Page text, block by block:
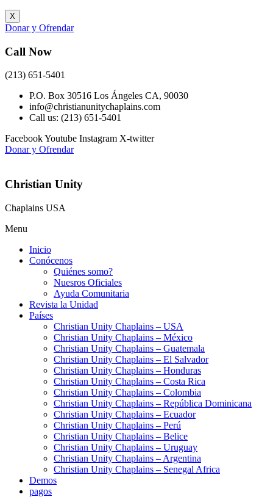
X
Donar y Ofrendar
Call Now
(213) 651-5401
P.O. Box 30516 Los Ángeles CA, 90030
info@christianunitychaplains.com
Call us: (213) 651-5401
FacebookYoutube Instagram X-twitter
Donar y Ofrendar
Christian Unity
Chaplains USA
Menu
Inicio
Conócenos
Quiénes somo?
Nuesros Oficiales
Ayuda Comunitaria
Revista la Unidad
Países
Christian Unity Chaplains – USA
Christian Unity Chaplains – México
Christian Unity Chaplains – Guatemala
Christian Unity Chaplains – El Salvador
Christian Unity Chaplains – Honduras
Christian Unity Chaplains – Costa Rica
Christian Unity Chaplains – Colombia
Christian Unity Chaplains – República Dominicana
Christian Unity Chaplains – Ecuador
Christian Unity Chaplains – Perú
Christian Unity Chaplains – Belice
Christian Unity Chaplains – Uruguay
Christian Unity Chaplains – Argentina
Christian Unity Chaplains – Senegal Africa
Demos
pagos